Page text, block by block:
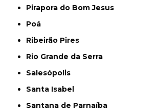
Pirapora do Bom Jesus
Poá
Ribeirão Pires
Rio Grande da Serra
Salesópolis
Santa Isabel
Santana de Parnaíba